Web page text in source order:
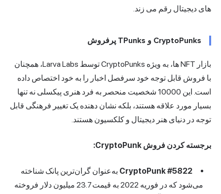
های دیجیتال رقم می زند.
CryptoPunks و TPunks پرفروش
بازار NFT ها، به ویژه CryptoPunks توسط Larva Labs، همچنان
با فروش قابل توجه خود سرفصل اخبار را به خود اختصاص داده
است. این 10000 شخصیت منحصر به فرد هنری پیکسلی نه تنها
بسیار مورد علاقه هستند، بلکه نشان دهنده یک تغییر فرهنگی قابل
توجه در دنیای هنر دیجیتال و کلکسیون هستند.
برجسته کردن فروش CryptoPunk:
CryptoPunk #5822 به‌عنوان گران‌ترین پانک شناخته
می‌شود که در فوریه 2022 به قیمت 23.7 میلیون دلار فروخته